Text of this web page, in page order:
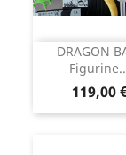
DRAGON
Prix
119,00